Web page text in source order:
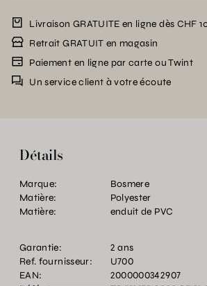
Livraison GRATUITE en ligne dès CHF
Retrait GRATUIT en magasin
Paiement en ligne par carte ou Twint
Un service client à votre écoute
Détails
Marque:
Bosmere
Matière:
Polyester
Matière:
enduit de PVC
Garantie:
2 ans
Ref. fournisseur:
U700
EAN:
2000000342907